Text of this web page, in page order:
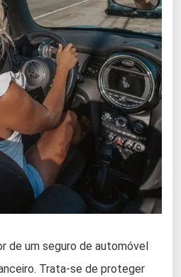
de um seguro de automóvel
Trata-se de proteger